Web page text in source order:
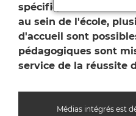
spécifiques de trouver
au sein de l'école,
d'accueil sont
pédagogiques sont
service de la réussite
Médias intégrés est